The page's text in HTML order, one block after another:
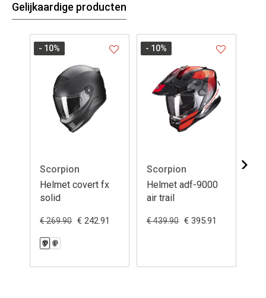
Gelijkaardige producten
Scorpion
Helmet covert fx
solid
€ 269.90 € 242.91
- 10%
Scorpion
Helmet adf-9000
air trail
€ 439.90 € 395.91
- 10%